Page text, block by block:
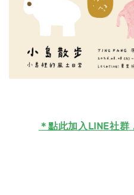
＊點此加入LINE社群